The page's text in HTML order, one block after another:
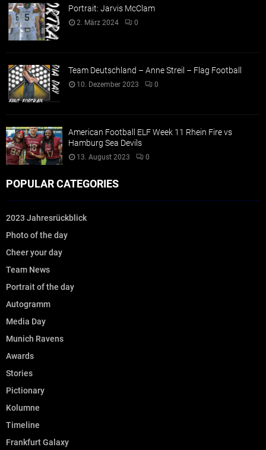
Portrait: Jarvis McClam
2. März 2024 0
Team Deutschland – Anne Streil – Flag Football
10. Dezember 2023 0
American Football ELF Week 11 Rhein Fire vs
Hamburg Sea Devils
13. August 2023 0
POPULAR CATEGORIES
2023 Jahresrückblick
Photo of the day
Cheer your day
Team News
Portrait of the day
Autogramm
Media Day
Munich Ravens
Awards
Stories
Pictionary
Kolumne
Timeline
Frankfurt Galaxy